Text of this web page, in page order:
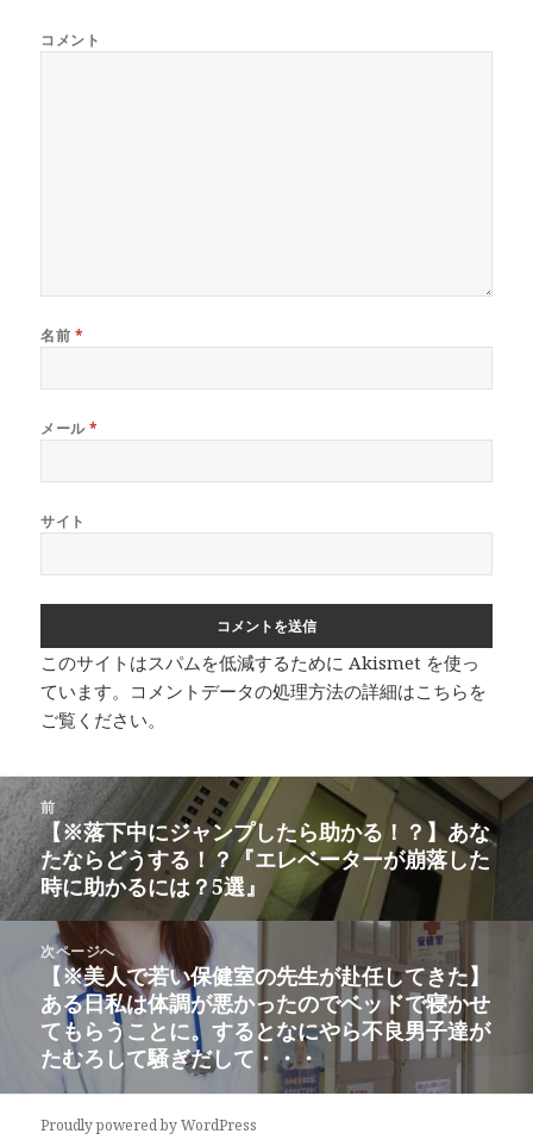
コメント
名前 *
メール*
サイト
このサイトはスパムを低減するために Akismet を使っ
ています。 コメントデータの処理方法の詳細はこちらを
ご覧ください。
投
稿
ナ
ビ
ゲ
前
前
の
投
稿:
【※落下中にジャンプしたら助かる！？】あな
たならどうする！？『エレベーターが崩落した
時に助かるには？5選』
次ページへ
次
の
投
稿:
【※美人で若い保健室の先生が赴任してきた】
ある日私は体調が悪かったのでベッドで寝かせ
てもらうことに。するとなにやら不良男子達が
たむろして騒ぎだして・・・
Proudly powered by WordPress